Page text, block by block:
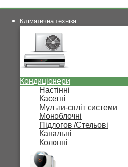
Кліматична техніка
Кондиціонери
Настінні
Касетні
Мульти-спліт системи
Моноблочні
Підлогові/Стельові
Канальні
Колонні